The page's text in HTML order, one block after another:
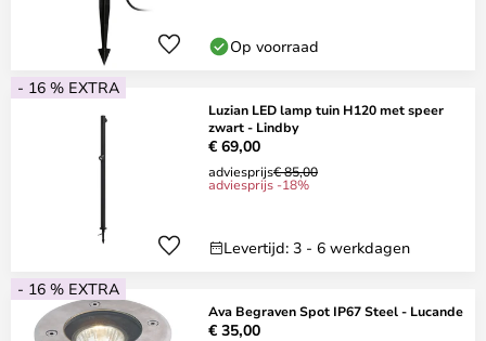
Op voorraad
- 16 % EXTRA
Luzian LED lamp tuin H120 met speer
zwart - Lindby
€ 69,00
adviesprijs€ 85,00
adviesprijs -18%
Levertijd: 3 - 6 werkdagen
- 16 % EXTRA
Ava Begraven Spot IP67 Steel - Lucande
€ 35,00